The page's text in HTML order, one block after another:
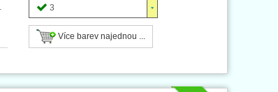
3
Více barev najednou ...